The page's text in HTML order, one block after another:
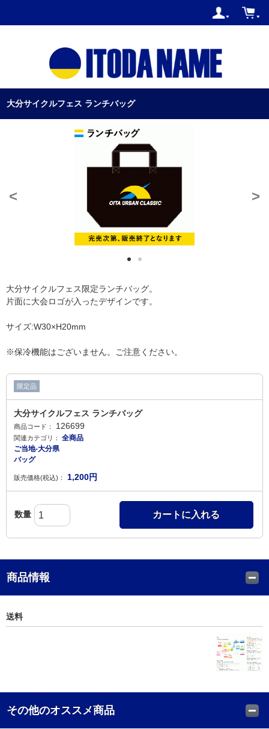
大分サイクルフェス ランチバッグ
< >
大分サイクルフェス限定ランチバッグ。
片面に大会ロゴが入ったデザインです。
サイズ:W30×H20mm
※保冷機能はございません。ご注意ください。
限定品
大分サイクルフェス ランチバッグ
商品コード： 126699
関連カテゴリ：
全商品
ご当地-大分県
バッグ
販売価格(税込)： 1,200円
数量 カートに入れる
商品情報
送料
その他のオススメ商品